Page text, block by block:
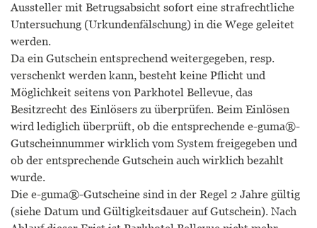
Aussteller mit Betrugsabsicht sofort eine strafrechtliche
Untersuchung (Urkundenfälschung) in die Wege geleitet
werden.
Da ein Gutschein entsprechend weitergegeben, resp.
verschenkt werden kann, besteht keine Pflicht und
Möglichkeit seitens von Parkhotel Bellevue, das
Besitzrecht des Einlösers zu überprüfen. Beim Einlösen
wird lediglich überprüft, ob die entsprechende e-guma®-
Gutscheinnummer wirklich vom System freigegeben und
ob der entsprechende Gutschein auch wirklich bezahlt
wurde.
Die e-guma®-Gutscheine sind in der Regel 2 Jahre gültig
(siehe Datum und Gültigkeitsdauer auf Gutschein). Nach